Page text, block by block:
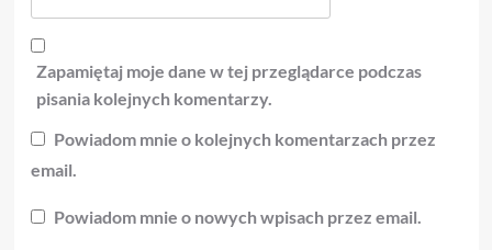
Zapamiętaj moje dane w tej przeglądarce podczas
pisania kolejnych komentarzy.
Powiadom mnie o kolejnych komentarzach przez
email.
Powiadom mnie o nowych wpisach przez email.